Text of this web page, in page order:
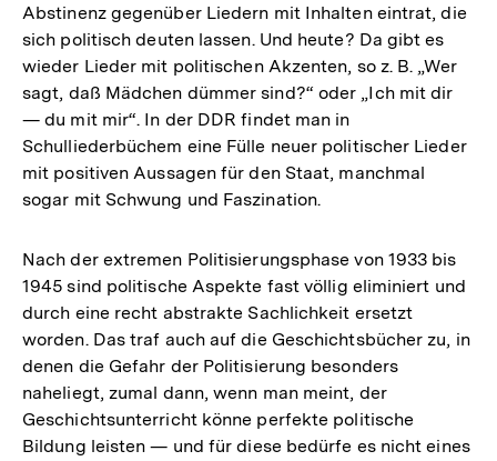
Fußnote
Abstinenz gegenüber Liedern mit Inhalten eintrat, die
sich politisch deuten lassen. Und heute? Da gibt es
wieder Lieder mit politischen Akzenten, so z. B. „Wer
sagt, daß Mädchen dümmer sind?“ oder „Ich mit dir
— du mit mir“. In der DDR findet man in
Schulliederbüchem eine Fülle neuer politischer Lieder
mit positiven Aussagen für den Staat, manchmal
sogar mit Schwung und Faszination.
Nach der extremen Politisierungsphase von 1933 bis
1945 sind politische Aspekte fast völlig eliminiert und
durch eine recht abstrakte Sachlichkeit ersetzt
worden. Das traf auch auf die Geschichtsbücher zu, in
denen die Gefahr der Politisierung besonders
naheliegt, zumal dann, wenn man meint, der
Geschichtsunterricht könne perfekte politische
Bildung leisten — und für diese bedürfe es nicht eines